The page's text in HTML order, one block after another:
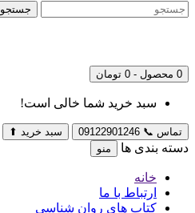
جستجو
0 محصول - 0 تومان
سبد خرید شما خالی است!
تماس 📞
09122901246 سبد خرید ⬆
دسته بندی ها منو
خانه
ارتباط با ما
کتاب های روان شناسی